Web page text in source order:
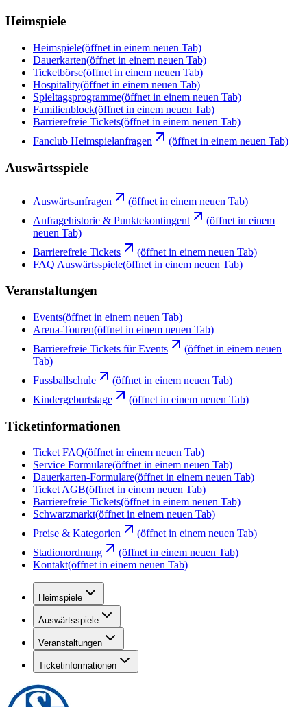
Heimspiele
Heimspiele(öffnet in einem neuen Tab)
Dauerkarten(öffnet in einem neuen Tab)
Ticketbörse(öffnet in einem neuen Tab)
Hospitality(öffnet in einem neuen Tab)
Spieltagsprogramme(öffnet in einem neuen Tab)
Familienblock(öffnet in einem neuen Tab)
Barrierefreie Tickets(öffnet in einem neuen Tab)
Fanclub Heimspielanfragen
(öffnet in einem neuen Tab)
Auswärtsspiele
Auswärtsanfragen
(öffnet in einem neuen Tab)
Anfragehistorie & Punktekontingent
(öffnet in einem
neuen Tab)
Barrierefreie Tickets
(öffnet in einem neuen Tab)
FAQ Auswärtsspiele(öffnet in einem neuen Tab)
Veranstaltungen
Events(öffnet in einem neuen Tab)
Arena-Touren(öffnet in einem neuen Tab)
Barrierefreie Tickets für Events
(öffnet in einem neuen
Tab)
Fussballschule
(öffnet in einem neuen Tab)
Kindergeburtstage
(öffnet in einem neuen Tab)
Ticketinformationen
Ticket FAQ(öffnet in einem neuen Tab)
Service Formulare(öffnet in einem neuen Tab)
Dauerkarten-Formulare(öffnet in einem neuen Tab)
Ticket AGB(öffnet in einem neuen Tab)
Barrierefreie Tickets(öffnet in einem neuen Tab)
Schwarzmarkt(öffnet in einem neuen Tab)
Preise & Kategorien
(öffnet in einem neuen Tab)
Stadionordnung
(öffnet in einem neuen Tab)
Kontakt(öffnet in einem neuen Tab)
Heimspiele
Auswärtsspiele
Veranstaltungen
Ticketinformationen